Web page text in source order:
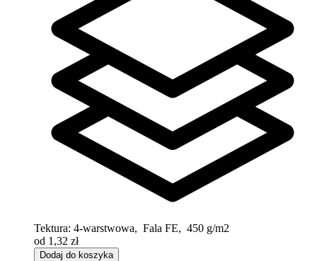
Tektura: 4-warstwowa, Fala FE, 450 g/m2
od 1,32 zł
Dodaj do koszyka